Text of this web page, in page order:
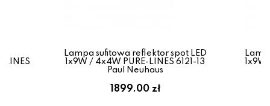
LINES
Lampa sufitowa reflektor spot LED
1x9W / 4x4W PURE-LINES 6121-13
Paul Neuhaus
1899.00 zł